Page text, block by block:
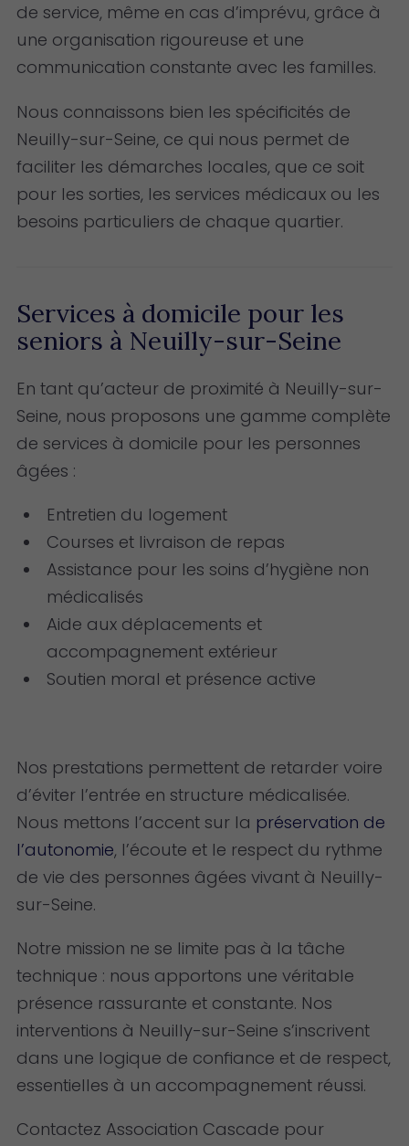
de service, même en cas d’imprévu, grâce à
une organisation rigoureuse et une
communication constante avec les familles.
Nous connaissons bien les spécificités de
Neuilly-sur-Seine, ce qui nous permet de
faciliter les démarches locales, que ce soit
pour les sorties, les services médicaux ou les
besoins particuliers de chaque quartier.
Services à domicile pour les
seniors à Neuilly-sur-Seine
En tant qu’acteur de proximité à Neuilly-sur-
Seine, nous proposons une gamme complète
de services à domicile pour les personnes
âgées :
Entretien du logement
Courses et livraison de repas
Assistance pour les soins d’hygiène non
médicalisés
Aide aux déplacements et
accompagnement extérieur
Soutien moral et présence active
Nos prestations permettent de retarder voire
d’éviter l’entrée en structure médicalisée.
Nous mettons l’accent sur la préservation de
l’autonomie, l’écoute et le respect du rythme
de vie des personnes âgées vivant à Neuilly-
sur-Seine.
Notre mission ne se limite pas à la tâche
technique : nous apportons une véritable
présence rassurante et constante. Nos
interventions à Neuilly-sur-Seine s’inscrivent
dans une logique de confiance et de respect,
essentielles à un accompagnement réussi.
Contactez Association Cascade pour